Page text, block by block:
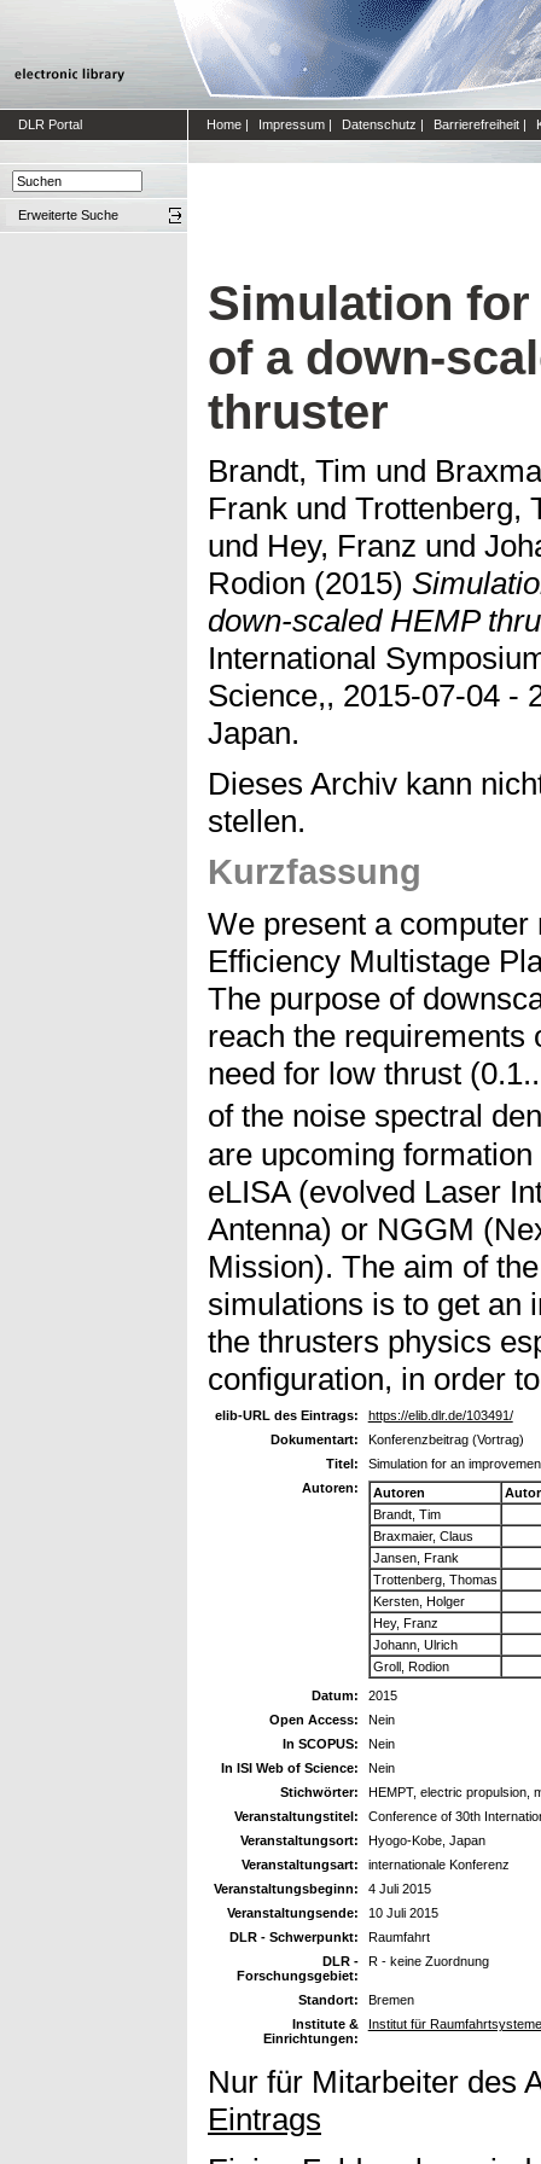
DLR Portal Home | Impressum | Datenschutz | Barrierefreiheit |
Erweiterte Suche
Simulation
of a down-
thruster
Brandt, Tim und
Frank und Trottenberg,
und Hey, Franz und
Rodion (2015)
down-scaled HEMP
International
Science,, 2015-07-04 -
Japan.
Dieses Archiv kann
stellen.
Kurzfassung
We present a
Efficiency Multistage
The purpose of
reach the requirements
need for low thrust
of the noise spectral
are upcoming
eLISA (evolved Laser
Antenna) or NGGM
Mission). The aim of
simulations is to get an
the thrusters physics
configuration, in order
elib-URL des Eintrags:
https://elib.dlr.de/103491/
Dokumentart:
Konferenzbeitrag (Vortrag)
Titel:
Simulation for an
Autoren:
Autoren
Brandt, Tim
Braxmaier, Claus
Jansen, Frank
Trottenberg, Thomas
Kersten, Holger
Hey, Franz
Johann, Ulrich
Groll, Rodion
Datum:
2015
Open Access:
Nein
In SCOPUS:
Nein
In ISI Web of Science:
Nein
Stichwörter:
HEMPT, electric propulsion,
Veranstaltungstitel:
Conference of 30th
Veranstaltungsort:
Hyogo-Kobe, Japan
Veranstaltungsart:
internationale Konferenz
Veranstaltungsbeginn:
4 Juli 2015
Veranstaltungsende:
10 Juli 2015
DLR - Schwerpunkt:
Raumfahrt
DLR -
Forschungsgebiet:
R - keine Zuordnung
Standort:
Bremen
Institute &
Einrichtungen:
Institut für
Nur für Mitarbeiter des
Eintrags